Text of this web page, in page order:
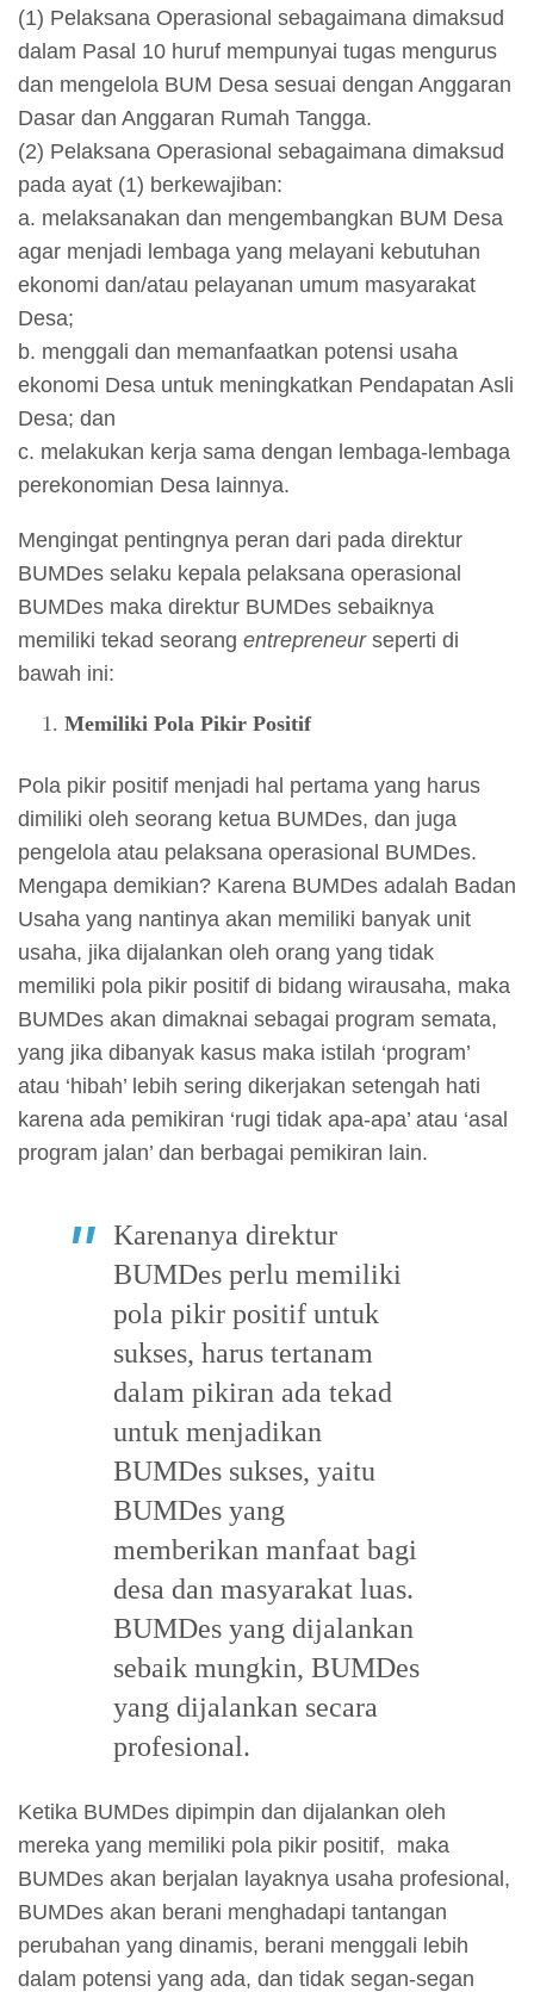
(1) Pelaksana Operasional sebagaimana dimaksud
dalam Pasal 10 huruf mempunyai tugas mengurus
dan mengelola BUM Desa sesuai dengan Anggaran
Dasar dan Anggaran Rumah Tangga.
(2) Pelaksana Operasional sebagaimana dimaksud
pada ayat (1) berkewajiban:
a. melaksanakan dan mengembangkan BUM Desa
agar menjadi lembaga yang melayani kebutuhan
ekonomi dan/atau pelayanan umum masyarakat
Desa;
b. menggali dan memanfaatkan potensi usaha
ekonomi Desa untuk meningkatkan Pendapatan Asli
Desa; dan
c. melakukan kerja sama dengan lembaga-lembaga
perekonomian Desa lainnya.
Mengingat pentingnya peran dari pada direktur
BUMDes selaku kepala pelaksana operasional
BUMDes maka direktur BUMDes sebaiknya
memiliki tekad seorang entrepreneurseperti di
bawah ini:
Memiliki Pola Pikir Positif
Pola pikir positif menjadi hal pertama yang harus
dimiliki oleh seorang ketua BUMDes, dan juga
pengelola atau pelaksana operasional BUMDes.
Mengapa demikian? Karena BUMDes adalah Badan
Usaha yang nantinya akan memiliki banyak unit
usaha, jika dijalankan oleh orang yang tidak
memiliki pola pikir positif di bidang wirausaha, maka
BUMDes akan dimaknai sebagai program semata,
yang jika dibanyak kasus maka istilah ‘program’
atau ‘hibah’ lebih sering dikerjakan setengah hati
karena ada pemikiran ‘rugi tidak apa-apa’ atau ‘asal
program jalan’ dan berbagai pemikiran lain.
Karenanya direktur
BUMDes perlu memiliki
pola pikir positif untuk
sukses, harus tertanam
dalam pikiran ada tekad
untuk menjadikan
BUMDes sukses, yaitu
BUMDes yang
memberikan manfaat bagi
desa dan masyarakat luas.
BUMDes yang dijalankan
sebaik mungkin, BUMDes
yang dijalankan secara
profesional.
Ketika BUMDes dipimpin dan dijalankan oleh
mereka yang memiliki pola pikir positif, maka
BUMDes akan berjalan layaknya usaha profesional,
BUMDes akan berani menghadapi tantangan
perubahan yang dinamis, berani menggali lebih
dalam potensi yang ada, dan tidak segan-segan